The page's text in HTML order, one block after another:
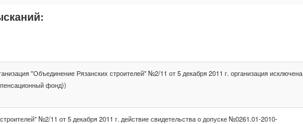
"Объединение Рязанских строителей" №2/11 от 5 декабря 2011 г. организация исключена
фонд))
№2/11 от 5 декабря 2011 г. действие свидетельства о допуске №0261.01-2010-